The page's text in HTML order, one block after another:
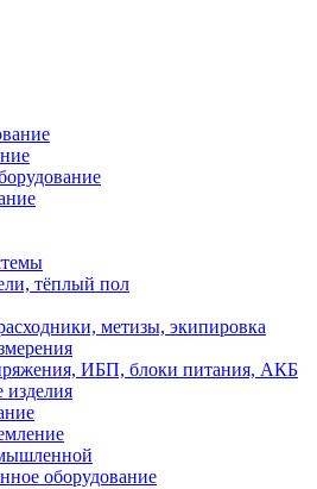
тёплый пол
метизы, экипировка
ИБП, блоки питания, АКБ
оборудование